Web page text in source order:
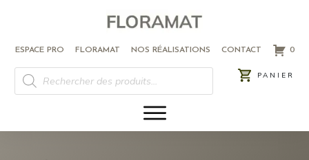
ESPACE PRO FLORAMAT NOS RÉALISATIONS CONTACT 0
PANIER
RECHERCHE
DE
PRODUITS